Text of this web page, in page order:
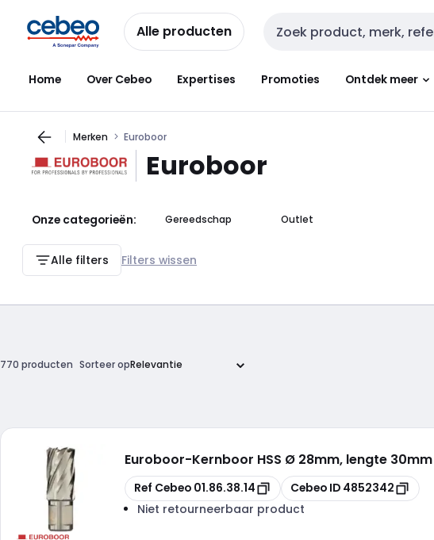
naar
navigatie
naar
inhoud
Alle producten Zoekveld invoer
Home Over Cebeo Expertises Promoties Ontdek meer
Merken Euroboor
Euroboor
Onze categorieën: Gereedschap Outlet
Alle filters Filters wissen
770 producten Sorteer op
Euroboor-Kernboor HSS Ø 28mm, lengte 30mm
Kopiëren
Ref Cebeo 01.86.38.14 Kopiëren
Cebeo ID 4852342
Niet retourneerbaar product